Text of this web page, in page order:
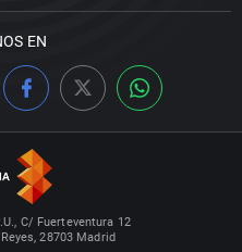
EN
C/ Fuerteventura 12
28703 Madrid